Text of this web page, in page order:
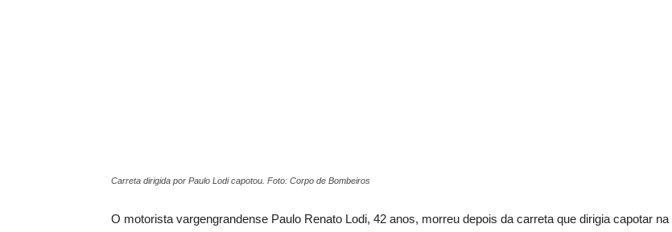
Carreta dirigida por Paulo Lodi capotou. Foto: Corpo de Bombeiros
O motorista vargengrandense Paulo Renato Lodi, 42 anos, morreu depois da carreta que dirigia capotar na